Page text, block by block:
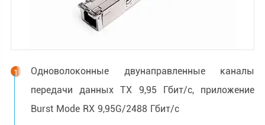
Одноволоконные двунаправленные каналы
передачи данных TX 9,95 Гбит/с, приложение
Burst Mode RX 9,95G/2488 Гбит/с